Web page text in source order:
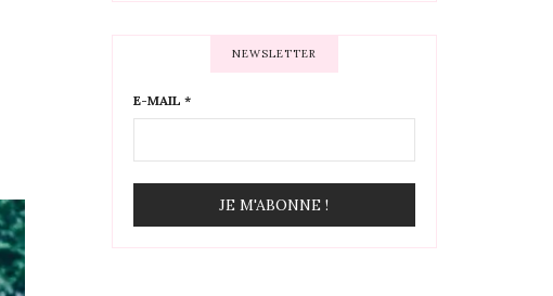
NEWSLETTER
E-MAIL *